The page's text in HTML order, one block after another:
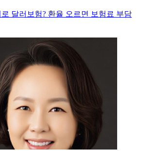
로 달러보험? 환율 오르면 보험료 부담